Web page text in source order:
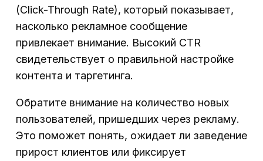
(Click-Through Rate), который показывает,
насколько рекламное сообщение
привлекает внимание. Высокий CTR
свидетельствует о правильной настройке
контента и таргетинга.
Обратите внимание на количество новых
пользователей, пришедших через рекламу.
Это поможет понять, ожидает ли заведение
прирост клиентов или фиксирует